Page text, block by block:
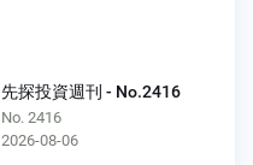
先探投資週刊 - No.2416
No. 2416
2026-08-06